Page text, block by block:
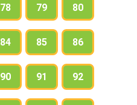
78 79 80
84 85 86
90 91 92